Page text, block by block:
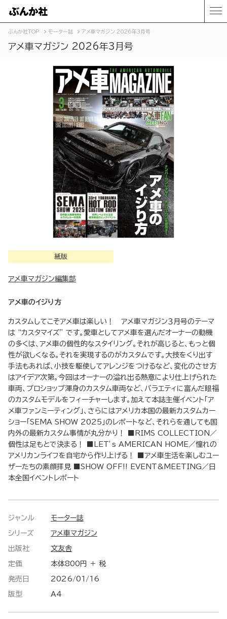
ぶんか社TOP モーター誌 アメ車マガジン 2026年3月号
アメ車マガジン 2026年3月号
紙版
アメ車マガジン編集部
アメ車のイジり方
カスタムしてこそアメ車は楽しい！ アメ車マガジン３月号のテーマ
は “カスタマイズ” です。愛車としてアメ車を選んだオーナーの動機
の多くは、アメ車の個性的なスタイリング。それが高じると、もっと個
性が欲しくなる。それを実現するのがカスタムです。大技をくり出す
手法もあれば、小技を駆使してアレンジをつけるなど、変化のさせ方
はアイデア次第。今回はオーナーの溢れ出る熱意により仕上げられた
車両、プロショップ渾身のカスタム車両など、バラエティに富んだ眼福
のカスタムモデルをフィーチャーします。加えて本誌主催イベント「ア
メ車ファンミーティング」、さらにはアメリカ本国の最新カスタムカー
ショー「SEMA SHOW 2025」のレポートなど、それらを通しても国
内外の最新カスタム事情が丸分かり！ ■RIMS COLLECTION／
個性は足もとで決まる！ ■LET’s AMERICAN HOME／憧れの
アメリカンライフを自宅から作り上げる！ ■アメ車生活を楽しむユー
ザーたちの素顔拝見 ■SHOW OFF!! EVENT&MEETING／日
本全国イベントレポート
ジャンル モーター誌
シリーズ アメ車マガジン
出版社 文友舎
定価 本体800円 ＋ 税
発売日 2026/01/16
版型 A4